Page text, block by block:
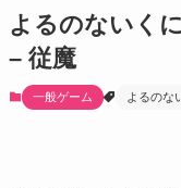
よるのないく
– 従魔
一般ゲーム よるのな